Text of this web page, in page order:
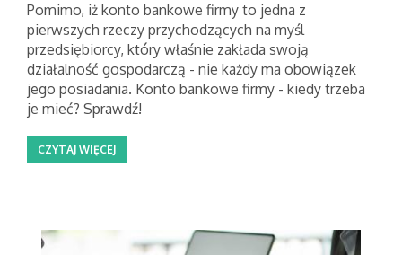
Pomimo, iż konto bankowe firmy to jedna z
pierwszych rzeczy przychodzących na myśl
przedsiębiorcy, który właśnie zakłada swoją
działalność gospodarczą - nie każdy ma obowiązek
jego posiadania. Konto bankowe firmy - kiedy trzeba
je mieć? Sprawdź!
CZYTAJ WIĘCEJ